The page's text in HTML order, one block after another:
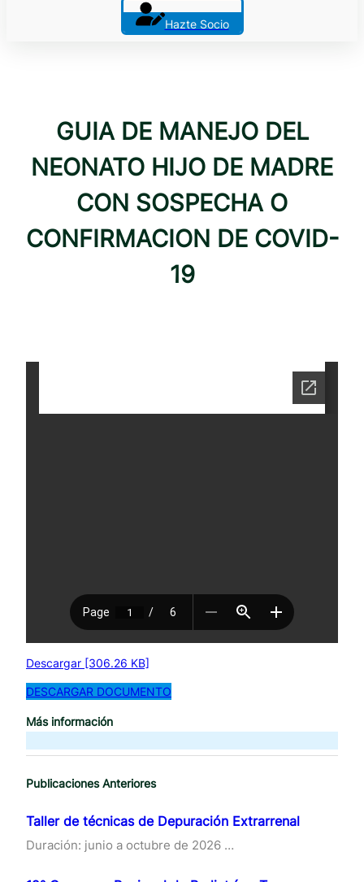
Hazte Socio
GUIA DE MANEJO DEL
NEONATO HIJO DE MADRE
CON SOSPECHA O
CONFIRMACION DE COVID-
19
Descargar [306.26 KB]
DESCARGAR DOCUMENTO
Más información
Publicaciones Anteriores
Taller de técnicas de Depuración Extrarrenal
Duración: junio a octubre de 2026 …